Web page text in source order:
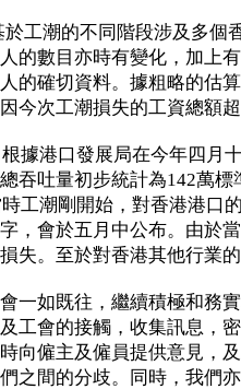
於工潮的不同階段涉及多個
的數目亦時有變化，加上
的確切資料。據粗略的估
今次工潮損失的工資總額
根據港口發展局在今年四月
吞吐量初步統計為142萬
工潮剛開始，對香港港口
，會於五月中公布。由於
失。至於對香港其他行業
會一如既往，繼續積極和務
工會的接觸，收集訊息，
向僱主及僱員提供意見，
之間的分歧。同時，我們